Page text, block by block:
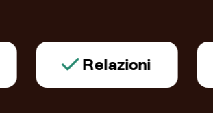
Relazioni